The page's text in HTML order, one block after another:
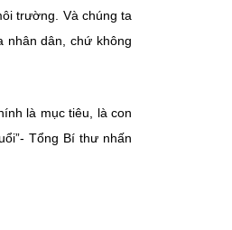
trường. Và chúng ta
nhân dân, chứ không
là mục tiêu, là con
Tổng Bí thư nhấn